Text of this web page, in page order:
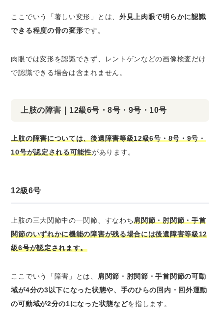
ここでいう「著しい変形」とは、 外見上肉眼で明らかに認識
できる程度の骨の変形です。
肉眼では変形を認識できず、レントゲンなどの画像検査だけ
で認識できる場合は含まれません。
上肢の障害｜12級6号・8号・9号・10号
上肢の障害については、後遺障害等級12級6号・8号・9号・
10号が認定される可能性があります。
12級6号
上肢の三大関節中の一関節、すなわち肩関節・肘関節・手首
関節のいずれかに機能の障害が残る場合には後遺障害等級12
級6号が認定されます。
ここでいう「障害」とは、
肩関節・肘関節・手首関節の可動
域が4分の3以下になった状態や、手のひらの回内・回外運動
の可動域が2分の1になった状態などを指します。